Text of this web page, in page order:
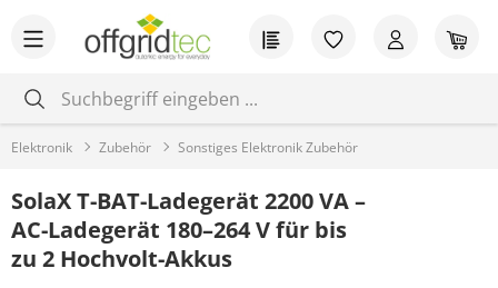
Zum Hauptinhalt springen Du hast 0
Elektronik Zubehör Sonstiges Elektronik Zubehör
SolaX T-BAT-Ladegerät 2200 VA –
AC-Ladegerät 180–264 V für bis
zu 2 Hochvolt-Akkus